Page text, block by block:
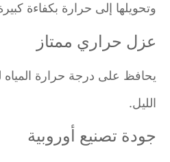
وتحويلها إلى حرارة بكفاءة كبيرة.
عزل حراري ممتاز
يحافظ على درجة حرارة المياه
الليل.
جودة تصنيع أوروبية